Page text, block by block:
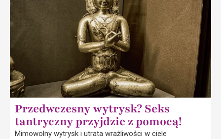
Przedwczesny wytrysk? Seks
tantryczny przyjdzie z pomocą!
Mimowolny wytrysk i utrata wrażliwości w ciele